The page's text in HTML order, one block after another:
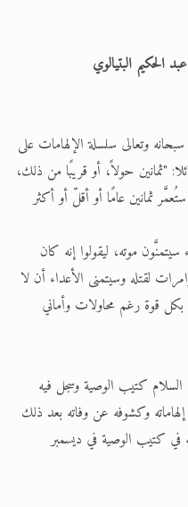
وأهداف >> المزيد
في أهمية عيد
الحكيم البتيالوي
بدأ الله سبحانه وتعالى سلسلة الإلهامات على
"ثمانين حولاً، أو قريبًا من ذلك،
ثمانين عامًا أو أقلّ أو أكثر
سيتمنَّون موته، ليقولوا إنه كان
لقتله وسيتمنى الأعداء أن لا
بكل قوة رغم محاولات وأماني
عليه السلام كتيب الوصية وسجل فيه
وكشوفه عن وفاته بعد ذلك
كتيب الوصية في ديسمبر